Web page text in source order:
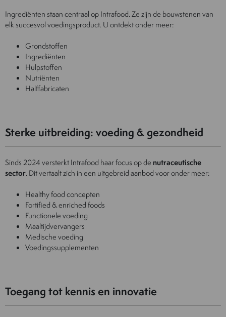
Ingrediënten staan centraal op Intrafood. Ze zijn de bouwstenen van
elk succesvol voedingsproduct. U ontdekt onder meer:
Grondstoffen
Ingrediënten
Hulpstoffen
Nutriënten
Halffabricaten
Sterke uitbreiding: voeding & gezondheid
Sinds 2024 versterkt Intrafood haar focus op de nutraceutische
sector. Dit vertaalt zich in een uitgebreid aanbod voor onder meer:
Healthy food concepten
Fortified & enriched foods
Functionele voeding
Maaltijdvervangers
Medische voeding
Voedingssupplementen
Toegang tot kennis en innovatie